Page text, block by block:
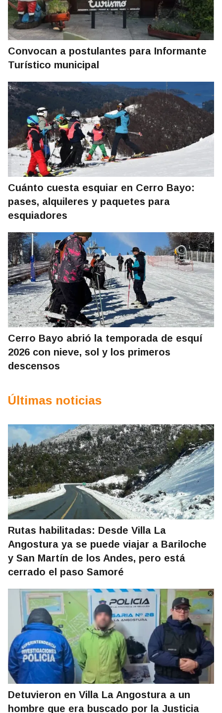
Convocan a postulantes para Informante
Turístico municipal
Cuánto cuesta esquiar en Cerro Bayo:
pases, alquileres y paquetes para
esquiadores
Cerro Bayo abrió la temporada de esquí
2026 con nieve, sol y los primeros
descensos
Últimas noticias
Rutas habilitadas: Desde Villa La
Angostura ya se puede viajar a Bariloche
y San Martín de los Andes, pero está
cerrado el paso Samoré
Detuvieron en Villa La Angostura a un
hombre que era buscado por la Justicia